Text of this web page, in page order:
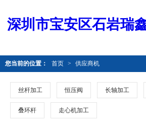
深圳市宝安区石岩瑞
您当前的位置： 首页 > 供应商机
丝杆加工 恒压阀 长轴加工
叠环杆 走心机加工